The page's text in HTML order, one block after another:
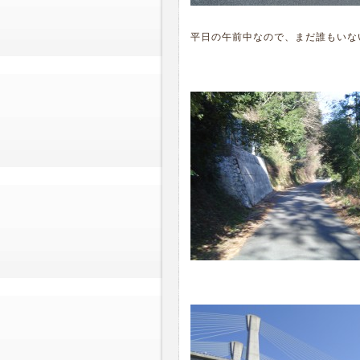
平日の午前中なので、まだ誰もい